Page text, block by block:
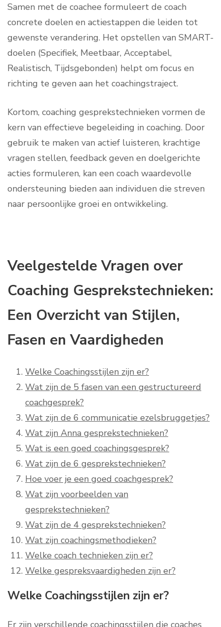
Samen met de coachee formuleert de coach
concrete doelen en actiestappen die leiden tot
gewenste verandering. Het opstellen van SMART-
doelen (Specifiek, Meetbaar, Acceptabel,
Realistisch, Tijdsgebonden) helpt om focus en
richting te geven aan het coachingstraject.
Kortom, coaching gesprekstechnieken vormen de
kern van effectieve begeleiding in coaching. Door
gebruik te maken van actief luisteren, krachtige
vragen stellen, feedback geven en doelgerichte
acties formuleren, kan een coach waardevolle
ondersteuning bieden aan individuen die streven
naar persoonlijke groei en ontwikkeling.
Veelgestelde Vragen over
Coaching Gesprekstechnieken:
Een Overzicht van Stijlen,
Fasen en Vaardigheden
Welke Coachingsstijlen zijn er?
Wat zijn de 5 fasen van een gestructureerd
coachgesprek?
Wat zijn de 6 communicatie ezelsbruggetjes?
Wat zijn Anna gesprekstechnieken?
Wat is een goed coachingsgesprek?
Wat zijn de 6 gesprekstechnieken?
Hoe voer je een goed coachgesprek?
Wat zijn voorbeelden van
gesprekstechnieken?
Wat zijn de 4 gesprekstechnieken?
Wat zijn coachingsmethodieken?
Welke coach technieken zijn er?
Welke gespreksvaardigheden zijn er?
Welke Coachingsstijlen zijn er?
Er zijn verschillende coachingsstijlen die coaches